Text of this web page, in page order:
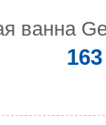
ванна